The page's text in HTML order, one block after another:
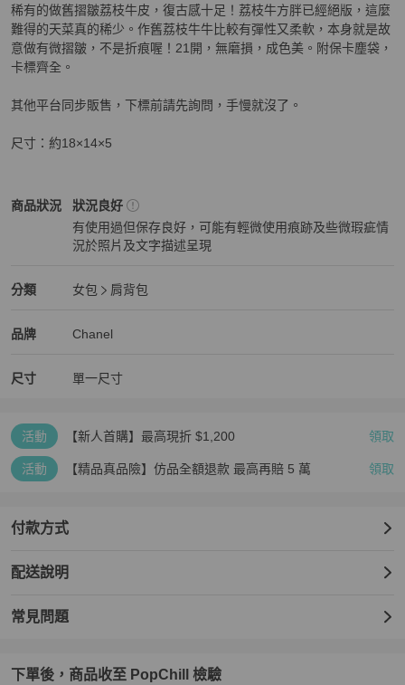
稀有的做舊摺皺荔枝牛皮，復古感十足！荔枝牛方胖已經絕版，這麼
難得的天菜真的稀少。作舊荔枝牛牛比較有彈性又柔軟，本身就是故
意做有微摺皺，不是折痕喔！21開，無磨損，成色美。附保卡塵袋，
卡標齊全。
其他平台同步販售，下標前請先詢問，手慢就沒了。
尺寸：約18×14×5
商品狀況
Chanel女包商品狀態與細節
狀況良好
有使用過但保存良好，可能有輕微使用痕跡及些微瑕疵情
況於照片及文字描述呈現
分類
Chanel 女包分類資訊
女包
肩背包
品牌
Chanel 精品女包品牌介紹
Chanel
Chanel 推薦清單
尺寸 單一尺寸
活動 【新人首購】最高現折 $1,200 領取
活動 【精品真品險】仿品全額退款 最高再賠 5 萬 領取
付款方式
配送說明
常見問題
下單後，商品收至 PopChill 檢驗